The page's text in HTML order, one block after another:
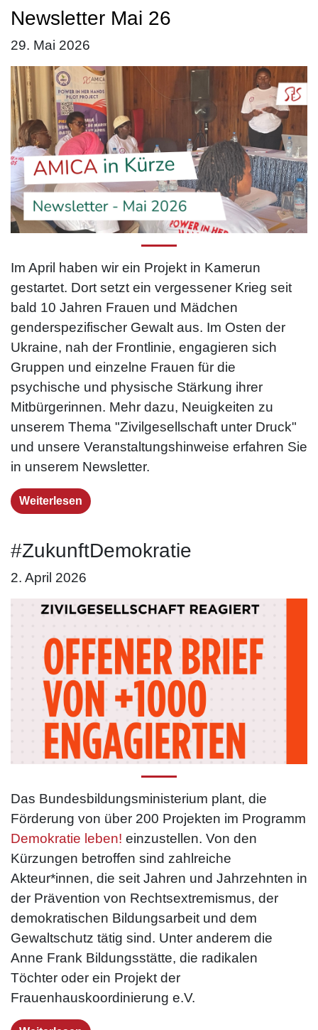
Newsletter Mai 26
29. Mai 2026
Im April haben wir ein Projekt in Kamerun
gestartet. Dort setzt ein vergessener Krieg seit
bald 10 Jahren Frauen und Mädchen
genderspezifischer Gewalt aus. Im Osten der
Ukraine, nah der Frontlinie, engagieren sich
Gruppen und einzelne Frauen für die
psychische und physische Stärkung ihrer
Mitbürgerinnen. Mehr dazu, Neuigkeiten zu
unserem Thema "Zivilgesellschaft unter Druck"
und unsere Veranstaltungshinweise erfahren Sie
in unserem Newsletter.
Weiterlesen
#ZukunftDemokratie
2. April 2026
Das Bundesbildungsministerium plant, die
Förderung von über 200 Projekten im Programm
Demokratie leben! einzustellen. Von den
Kürzungen betroffen sind zahlreiche
Akteur*innen, die seit Jahren und Jahrzehnten in
der Prävention von Rechtsextremismus, der
demokratischen Bildungsarbeit und dem
Gewaltschutz tätig sind. Unter anderem die
Anne Frank Bildungsstätte, die radikalen
Töchter oder ein Projekt der
Frauenhauskoordinierung e.V.